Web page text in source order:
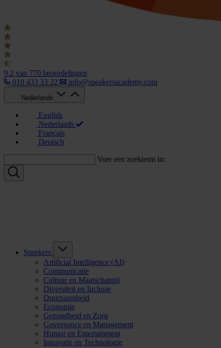
9.2 van 770 beoordelingen
010 433 33 22
info@speakersacademy.com
Nederlands
English
Nederlands
Français
Deutsch
Voer een zoekterm in:
Sprekers
Artificial Intelligence (AI)
Communicatie
Cultuur en Maatschappij
Diversiteit en Inclusie
Duurzaamheid
Economie
Gezondheid en Zorg
Governance en Management
Humor en Entertainment
Innovatie en Technologie